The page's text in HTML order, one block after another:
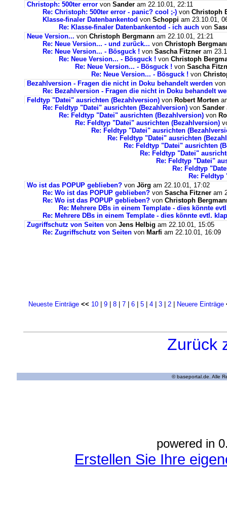
Christoph: 500ter error von Sander am 22.10.01, 22:11
Re: Christoph: 500ter error - panic? cool ;-) von Christoph
Klasse-finaler Datenbankentod von Schoppi am 23.10.01,
Re: Klasse-finaler Datenbankentod - ich auch von
Neue Version... von Christoph Bergmann am 22.10.01, 21:21
Re: Neue Version... - und zurück... von Christoph
Re: Neue Version... - Bösguck ! von Sascha Fitzner am
Re: Neue Version... - Bösguck ! von Christoph
Re: Neue Version... - Bösguck ! von Sascha
Re: Neue Version... - Bösguck ! von
Bezahlversion - Fragen die nicht in Doku behandelt werden von
Re: Bezahlversion - Fragen die nicht in Doku behandelt
Feldtyp "Datei" ausrichten (Bezahlversion) von Robert Morten
Re: Feldtyp "Datei" ausrichten (Bezahlversion) von Sander
Re: Feldtyp "Datei" ausrichten (Bezahlversion) von
Re: Feldtyp "Datei" ausrichten (Bezahlversion)
Re: Feldtyp "Datei" ausrichten
Re: Feldtyp "Datei" ausrichten
Re: Feldtyp "Datei" ausrichten
Re: Feldtyp "Datei"
Re: Feldtyp "Datei"
Re: Feldtyp
Re:
Wo ist das POPUP geblieben? von Jörg am 22.10.01, 17:02
Re: Wo ist das POPUP geblieben? von Sascha Fitzner am
Re: Wo ist das POPUP geblieben? von Christoph
Re: Mehrere DBs in einem Template - dies könnte
Re: Mehrere DBs in einem Template - dies könnte evtl.
Zugriffschutz von Seiten von Jens Helbig am 22.10.01, 15:05
Re: Zugriffschutz von Seiten von Marfi am 22.10.01, 16:09
Neueste Einträge << 10 9 8 7 6 5 4 3 2 Neuere Einträge
Zurück
© baseportal.de. Alle
powered in
Erstellen Sie Ihre